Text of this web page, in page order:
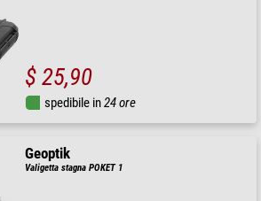
$ 25,90
spedibile in24 ore
Geoptik
Valigetta stagna POKET 1